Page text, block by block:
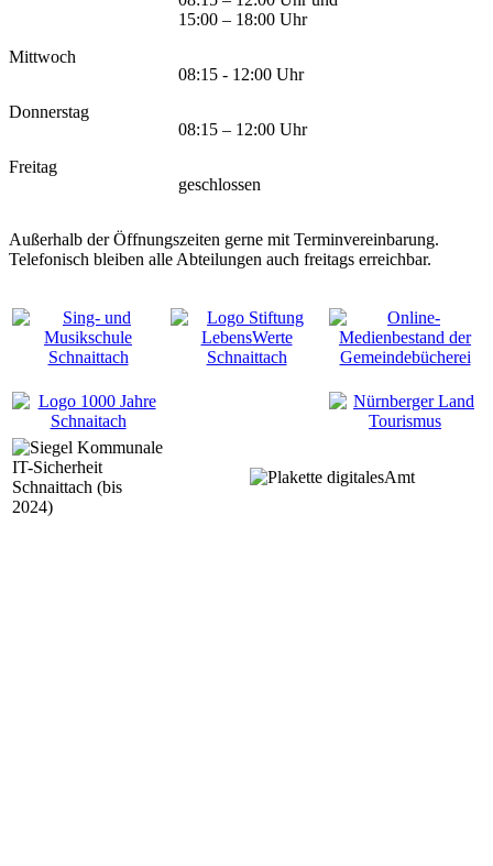
15:00 – 18:00 Uhr
Mittwoch
08:15 - 12:00 Uhr
Donnerstag
08:15 – 12:00 Uhr
Freitag
geschlossen
Außerhalb der Öffnungszeiten gerne mit Terminvereinbarung.
Telefonisch bleiben alle Abteilungen auch freitags erreichbar.